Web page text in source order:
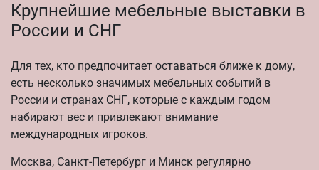
Крупнейшие мебельные выставки в
России и СНГ
Для тех, кто предпочитает оставаться ближе к дому,
есть несколько значимых мебельных событий в
России и странах СНГ, которые с каждым годом
набирают вес и привлекают внимание
международных игроков.
Москва, Санкт-Петербург и Минск регулярно